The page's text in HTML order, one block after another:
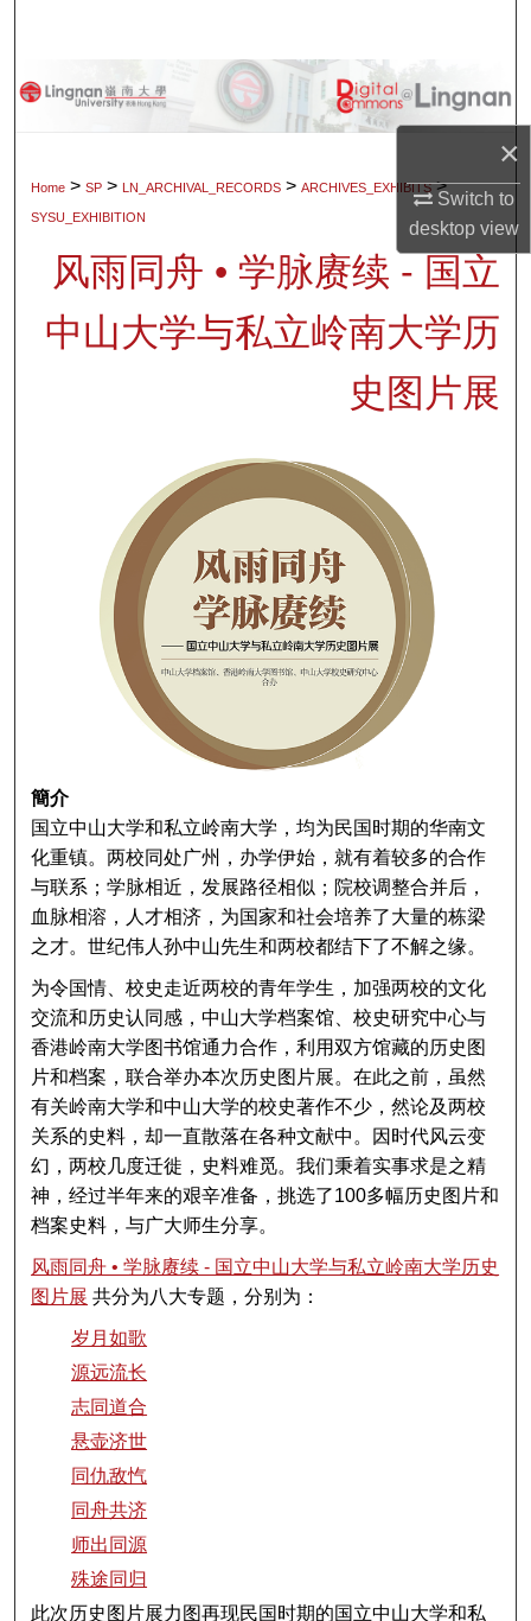
×
Switch to
desktopview
Browse Collections
Digital Commons Network™
Home > SP > LN_ARCHIVAL_RECORDS > ARCHIVES_EXHIBITS >
SYSU_EXHIBITION
风雨同舟 • 学脉赓续 - 国立
中山大学与私立岭南大学历
史图片展
簡介
国立中山大学和私立岭南大学，均为民国时期的华南文
化重镇。两校同处广州，办学伊始，就有着较多的合作
与联系；学脉相近，发展路径相似；院校调整合并后，
血脉相溶，人才相济，为国家和社会培养了大量的栋梁
之才。世纪伟人孙中山先生和两校都结下了不解之缘。
为令国情、校史走近两校的青年学生，加强两校的文化
交流和历史认同感，中山大学档案馆、校史研究中心与
香港岭南大学图书馆通力合作，利用双方馆藏的历史图
片和档案，联合举办本次历史图片展。在此之前，虽然
有关岭南大学和中山大学的校史著作不少，然论及两校
关系的史料，却一直散落在各种文献中。因时代风云变
幻，两校几度迁徙，史料难觅。我们秉着实事求是之精
神，经过半年来的艰辛准备，挑选了100多幅历史图片和
档案史料，与广大师生分享。
风雨同舟 • 学脉赓续 - 国立中山大学与私立岭南大学历史
图片展 共分为八大专题，分别为：
岁月如歌
源远流长
志同道合
悬壶济世
同仇敌忾
同舟共济
师出同源
殊途同归
此次历史图片展力图再现民国时期的国立中山大学和私